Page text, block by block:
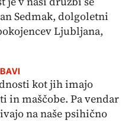
Sedmak, dolgoletni
Ljubljana,
kot jih imajo
maščobe. Pa vendar
na naše psihično